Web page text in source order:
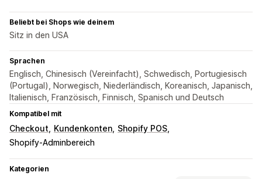
Beliebt bei Shops wie deinem
Sitz in den USA
Sprachen
Englisch, Chinesisch (Vereinfacht), Schwedisch, Portugiesisch
(Portugal), Norwegisch, Niederländisch, Koreanisch, Japanisch,
Italienisch, Französisch, Finnisch, Spanisch und Deutsch
Kompatibel mit
Checkout Kundenkonten Shopify POS
Shopify-Adminbereich
Kategorien